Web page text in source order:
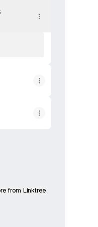
from Linktree